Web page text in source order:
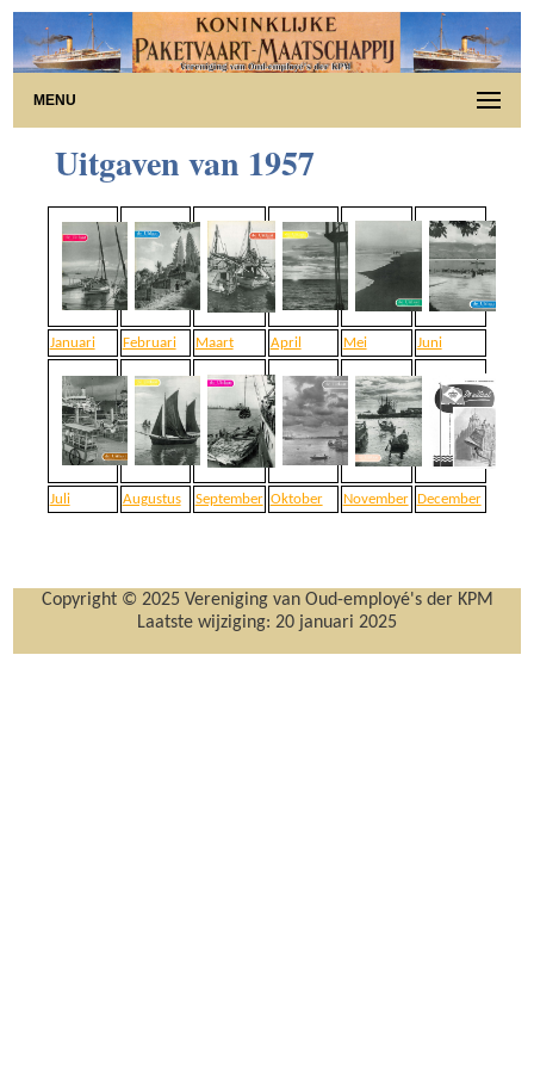
MENU
Uitgaven van 1957
Januari Februari Maart April Mei Juni
Juli Augustus September Oktober November December
Copyright © 2025 Vereniging van Oud-employé's der KPM
Laatste wijziging: 20 januari 2025